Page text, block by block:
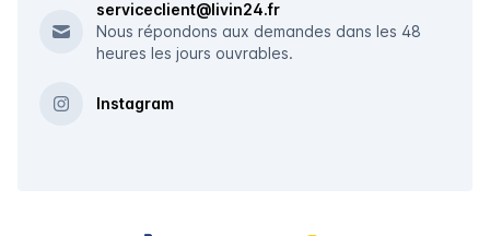
serviceclient@livin24.fr
Nous répondons aux demandes dans les 48
heures les jours ouvrables.
Instagram